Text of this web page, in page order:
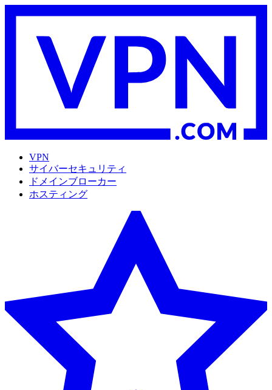
VPN
サイバーセキュリティ
ドメインブローカー
ホスティング